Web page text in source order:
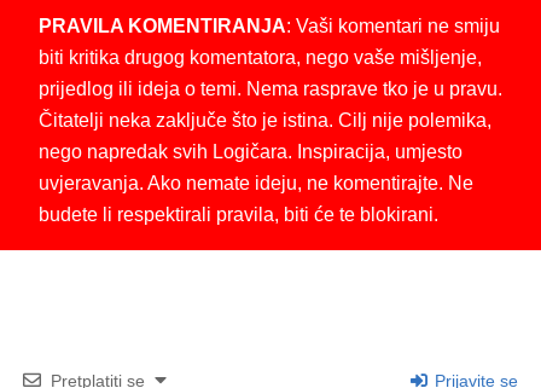
PRAVILA KOMENTIRANJA: Vaši komentari ne smiju
biti kritika drugog komentatora, nego vaše mišljenje,
prijedlog ili ideja o temi. Nema rasprave tko je u pravu.
Čitatelji neka zaključe što je istina. Cilj nije polemika,
nego napredak svih Logičara. Inspiracija, umjesto
uvjeravanja. Ako nemate ideju, ne komentirajte. Ne
budete li respektirali pravila, biti će te blokirani.
Pretplatiti se Prijavite se